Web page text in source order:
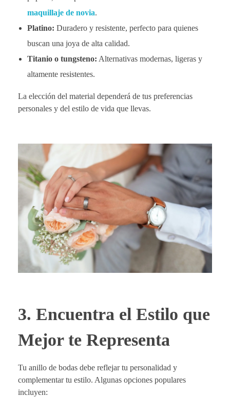
maquillaje de novia.
Platino: Duradero y resistente, perfecto para quienes
buscan una joya de alta calidad.
Titanio o tungsteno: Alternativas modernas, ligeras y
altamente resistentes.
La elección del material dependerá de tus preferencias
personales y del estilo de vida que llevas.
3. Encuentra el Estilo que
Mejor te Representa
Tu anillo de bodas debe reflejar tu personalidad y
complementar tu estilo. Algunas opciones populares
incluyen: